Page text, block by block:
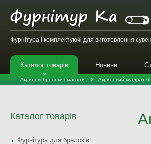
Фурнітура і комплектуючі для виготовлення
Каталог товарів Новини
Акрилові брелоки і магніти Акриловий квадрат
Каталог товарів
Фурнітура для брелоків